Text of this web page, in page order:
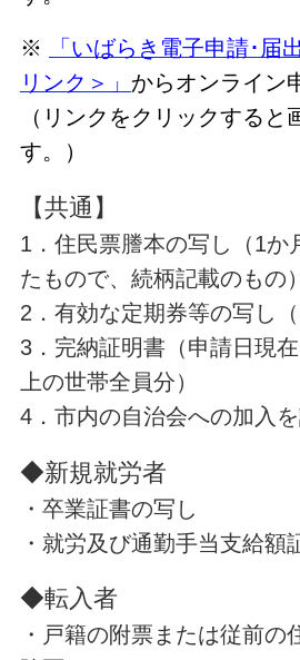
※
「いばらき電子申請･届
リンク＞」 からオンライン
（リンクをクリックすると
す。）
【共通】
1． 住民票謄本の写し（1か
たもので、続柄記載のもの）
2．有効な定期券等の写し（
3．完納証明書（申請日現
上の世帯全員分）
4．市内の自治会への加入
◆新規就労者
・卒業証書の写し
・就労及び通勤手当支給
◆転入者
・ 戸籍の附票または従前の